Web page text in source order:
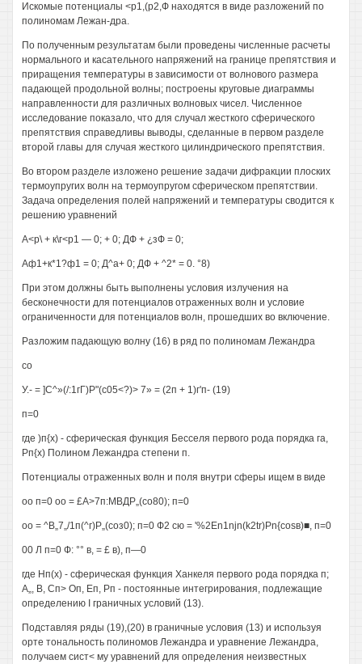
Искомые потенциалы <р1,(р2,Ф находятся в виде разложений по
полиномам Лежан-дра.
По полученным результатам были проведены численные расчеты
нормального и касательного напряжений на границе препятствия и
приращения температуры в зависимости от волнового размера
падающей продольной волны; построены круговые диаграммы
направленности для различных волновых чисел. Численное
исследование показало, что для случал жесткого сферического
препятствия справедливы выводы, сделанные в первом разделе
второй главы для случая жесткого цилиндрического препятствия.
Во втором разделе изложено решение задачи дифракции плоских
термоупругих волн на термоупругом сферическом препятствии.
Задача определения полей напряжений и температуры сводится к
решению уравнений
А<р\ + к\г<р1 — 0; + 0; ДФ + ¿зФ = 0;
Аф1+к*1?ф1 = 0; Д^а+ 0; ДФ + ^2* = 0. °8)
При этом должны быть выполнены условия излучения на
бесконечности для потенциалов отраженных волн и условие
ограниченности для потенциалов волн, прошедших во включение.
Разложим падающую волну (16) в ряд по полиномам Лежандра
со
У.- = ]С^»(/:1гГ)Р"(с05<?)> 7» = (2п + 1)г'п- (19)
п=0
где )п{х) - сферическая функция Бесселя первого рода порядка га,
Рп{х) Полином Лежандра степени п.
Потенциалы отраженных волн и поля внутри сферы ищем в виде
оо п=0 оо = £А>7п:МВДР„(со80); п=0
оо = ^В„7„/1п(^г)Р„(соз0); п=0 Ф2 сю = '%2En1njn(k2tr)Pn{cosв)■, п=0
00 Л п=0 Ф: °° в, = £ в), п—0
где Нп(х) - сферическая функция Ханкеля первого рода порядка п;
А„, В, Сп> Оп, Еп, Рп - постоянные интегрирования, подлежащие
определению I граничных условий (13).
Подставляя ряды (19),(20) в граничные условия (13) и используя
орте тональность полиномов Лежандра и уравнение Лежандра,
получаем сист< му уравнений для определения неизвестных